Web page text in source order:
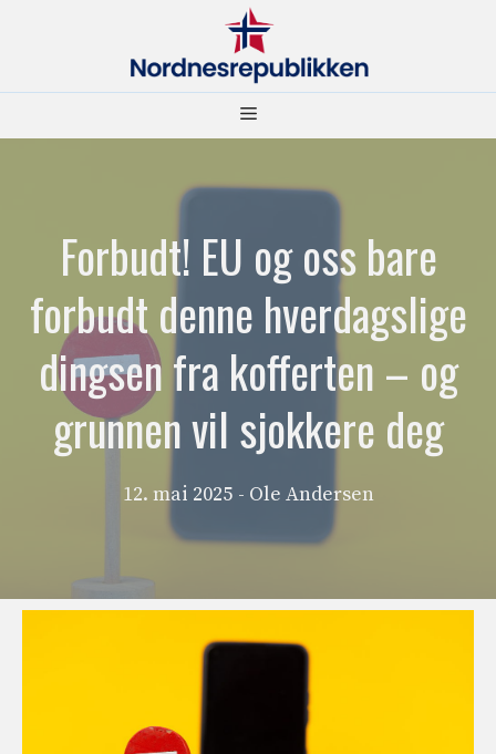
Meny
Forbudt! EU og oss bare
forbudt denne hverdagslige
dingsen fra kofferten – og
grunnen vil sjokkere deg
12. mai 2025 - Ole Andersen